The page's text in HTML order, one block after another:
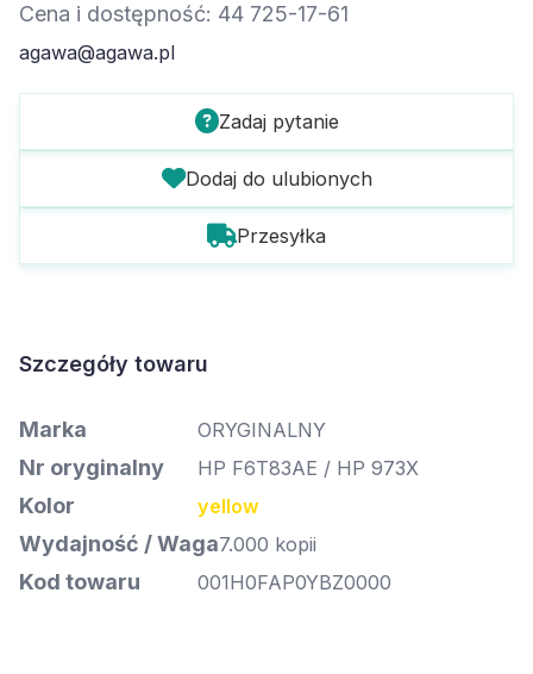
Cena i dostępność: 44 725-17-61
agawa@agawa.pl
Zadaj pytanie
Dodaj do ulubionych
Przesyłka
Szczegóły towaru
Marka ORYGINALNY
Nr oryginalny HP F6T83AE / HP 973X
Kolor yellow
Wydajność / Waga7.000 kopii
Kod towaru 001H0FAP0YBZ0000